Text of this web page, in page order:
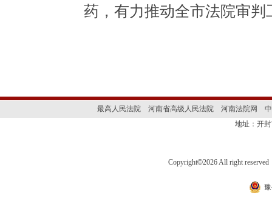
药，有力推动全市法院审
最高人民法院 河南省高级人民法院 河南法院网
地址：开
Copyright©2026 All right